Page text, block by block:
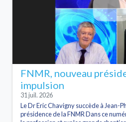
FNMR, nouveau
impulsion
31 juil. 2026
Le Dr Eric Chavigny succède à Jean-
présidence de la FNMR Dans ce